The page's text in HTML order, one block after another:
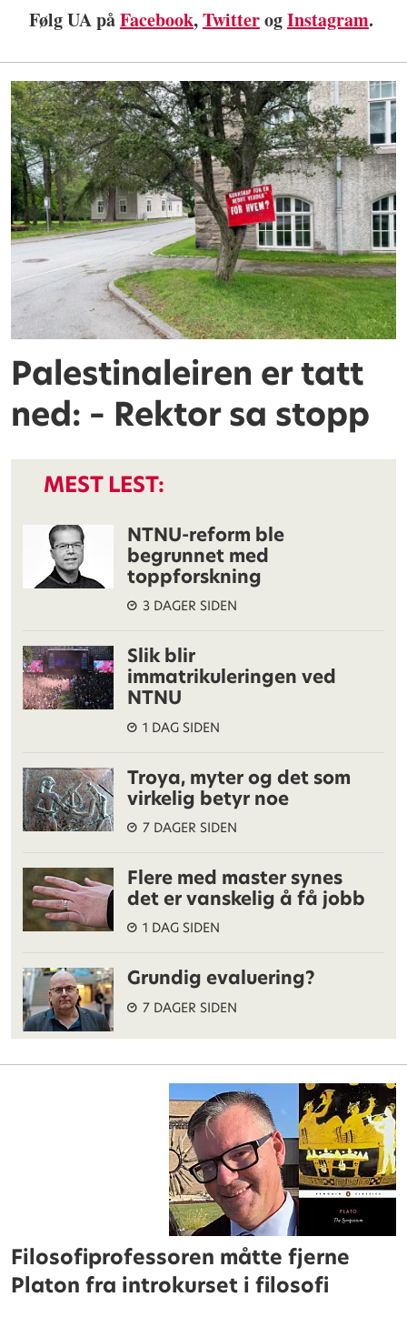
Følg UA påFacebook,TwitterogInstagram.
Palestinaleiren er tatt
ned: – Rektor sa stopp
MEST LEST:
NTNU-reform ble
begrunnet med
toppforskning
3 DAGER SIDEN
Slik blir
immatrikuleringen ved
NTNU
1 DAG SIDEN
Troya, myter og det som
virkelig betyr noe
7 DAGER SIDEN
Flere med master synes
det er vanskelig å få jobb
1 DAG SIDEN
Grundig evaluering?
7 DAGER SIDEN
Filosofiprofessoren måtte fjerne
Platon fra introkurset i filosofi